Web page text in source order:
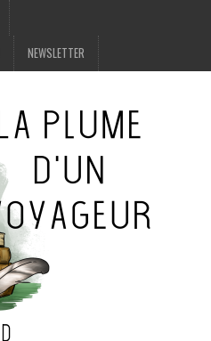
NEWSLETTER